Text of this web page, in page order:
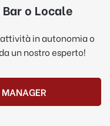
o Locale
in autonomia o
un nostro esperto!